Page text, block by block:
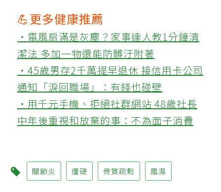
💪更多健康推薦
‧電風扇滿是灰塵？家事達人教1分鐘清
潔法 多加一物還能防髒汙附著
‧45歲男存2千萬提早退休 接信用卡公司
通知「淚回職場」：有錢也碰壁
‧用千元手機、拒絕社群網站 48歲社長
中年後重視和放棄的事：不為面子消費
關節炎 僵硬 骨質疏鬆 風濕